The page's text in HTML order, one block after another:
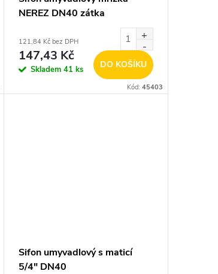
NEREZ DN40 zátka
121,84 Kč bez DPH
147,43 Kč
Skladem 41 ks DO KOŠÍKU
Kód: 45403
Sifon umyvadlový s maticí
5/4" DN40